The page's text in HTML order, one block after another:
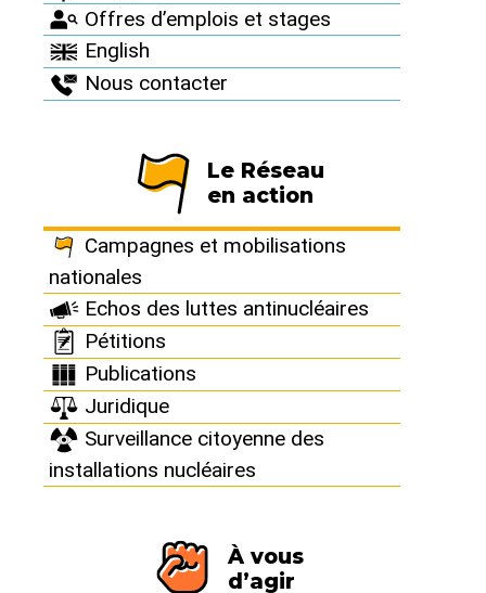
Offres d’emplois et stages
English
Nous contacter
Le Réseau
en action
Campagnes et mobilisations
nationales
Echos des luttes antinucléaires
Pétitions
Publications
Juridique
Surveillance citoyenne des
installations nucléaires
À vous
d’agir
Agenda
Retrouvez sur notre page Agenda tous les événements
antinucléaires à venir !